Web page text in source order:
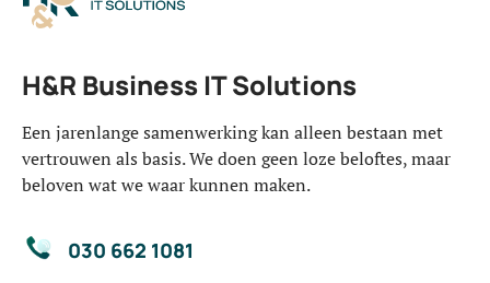
H&R Business IT Solutions
Een jarenlange samenwerking kan alleen bestaan met
vertrouwen als basis. We doen geen loze beloftes, maar
beloven wat we waar kunnen maken.
030 662 1081